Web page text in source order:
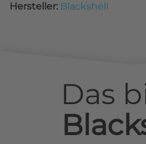
Hersteller: Blackshell
Das